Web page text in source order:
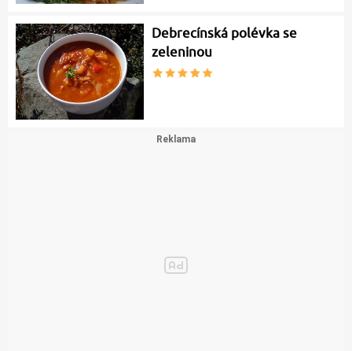
Debrecínská polévka se
zeleninou